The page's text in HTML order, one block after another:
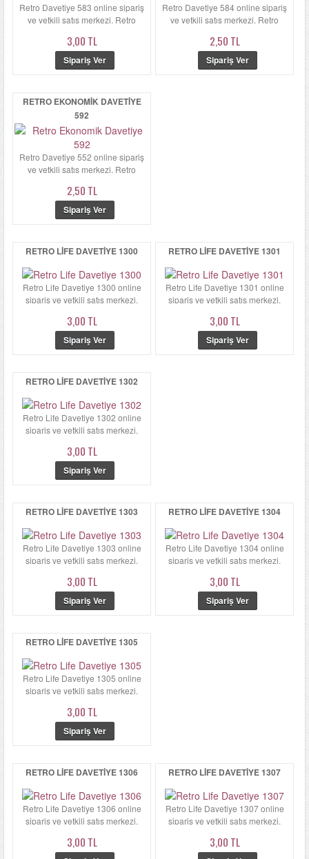
Retro Davetiye 583 online sipariş
ve yetkili satış merkezi. Retro
3,00 TL
Retro Davetiye 584 online sipariş
ve yetkili satış merkezi. Retro
2,50 TL
RETRO EKONOMIK DAVETIYE
592
Retro Davetiye 552 online sipariş
ve yetkili satış merkezi. Retro
2,50 TL
RETRO LIFE DAVETIYE 1300
Retro Life Davetiye 1300 online
sipariş ve yetkili satış merkezi.
3,00 TL
RETRO LIFE DAVETIYE 1301
Retro Life Davetiye 1301 online
sipariş ve yetkili satış merkezi.
3,00 TL
RETRO LIFE DAVETIYE 1302
Retro Life Davetiye 1302 online
sipariş ve yetkili satış merkezi.
3,00 TL
RETRO LIFE DAVETIYE 1303
Retro Life Davetiye 1303 online
sipariş ve yetkili satış merkezi.
3,00 TL
RETRO LIFE DAVETIYE 1304
Retro Life Davetiye 1304 online
sipariş ve yetkili satış merkezi.
3,00 TL
RETRO LIFE DAVETIYE 1305
Retro Life Davetiye 1305 online
sipariş ve yetkili satış merkezi.
3,00 TL
RETRO LIFE DAVETIYE 1306
Retro Life Davetiye 1306 online
sipariş ve yetkili satış merkezi.
3,00 TL
RETRO LIFE DAVETIYE 1307
Retro Life Davetiye 1307 online
sipariş ve yetkili satış merkezi.
3,00 TL